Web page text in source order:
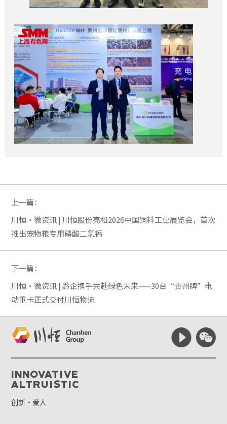
上一篇：
川恒·微资讯 | 川恒股份亮相2026中国饲料工业展览会，首次
推出宠物粮专用磷酸二氢钙
下一篇：
川恒·微资讯 | 黔企携手共赴绿色未来——30台“贵州牌”电
动重卡正式交付川恒物流
Innovative
Altruistic
创新·爱人